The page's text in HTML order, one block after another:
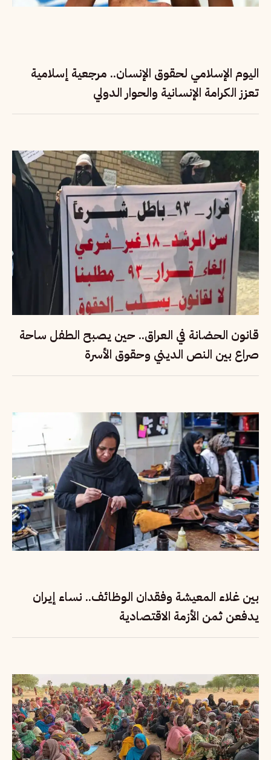
اليوم الإسلامي لحقوق الإنسان.. مرجعية إسلامية
تعزز الكرامة الإنسانية والحوار الدولي
قانون الحضانة في العراق.. حين يصبح الطفل ساحة
صراع بين النص الديني وحقوق الأسرة
بين غلاء المعيشة وفقدان الوظائف.. نساء إيران
يدفعن ثمن الأزمة الاقتصادية